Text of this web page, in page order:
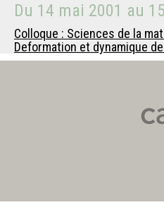
Du 14 mai 2001 au
Colloque : Sciences de la
Deformation et dynamique